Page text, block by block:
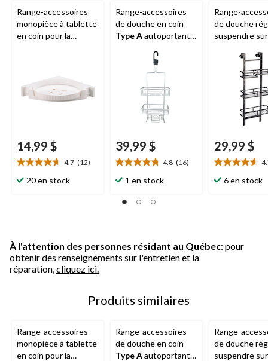
Range-accessoires
monopièce à tablette
en coin pour la
14,99 $
4.7 (12)
4.7
étoile(s)
20 en stock
Range-accessoires
de douche en coin
Type Aautoportant
39,99 $
4.8 (16)
4.8
étoile(s)
5.
1 en stock
Range-
de douche
suspendre
29,99 $
4.7
étoile(s)
6 en stock
À l'attention des personnes résidant au Québec: pour
obtenir des renseignements sur l'entretien et la
réparation, cliquez ici.
Produits similaires
Range-accessoires
monopièce à tablette
en coin pour la
Range-accessoires
de douche en coin
Type Aautoportant
Range-
de douche
suspendre